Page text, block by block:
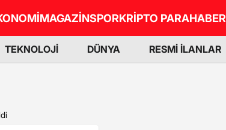
MAGAZİNSPORKRİPTO PARAHABER
TEKNOLOJİ DÜNYA RESMİ İLANLAR